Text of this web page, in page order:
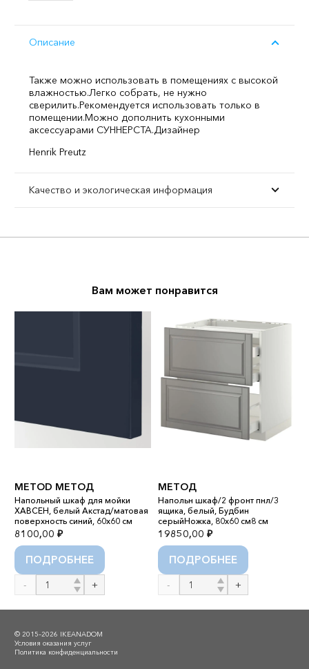
Описание
Также можно использовать в помещениях с высокой
влажностью.Легко собрать, не нужно
сверилить.Рекомендуется использовать только в
помещении.Можно дополнить кухонными
аксессуарами СУННЕРСТА.Дизайнер
Henrik Preutz
Качество и экологическая информация
Вам может понравится
METOD МЕТОД
Напольный шкаф для мойки
ХАВСЕН, белый Акстад/матовая
поверхность синий, 60x60 см
8100,00 ₽
ПОДРОБНЕЕ
Количество
товара
METOD
МЕТОД
Напольн шкаф/2 фронт пнл/3
ящика, белый, Будбин
серыйНожка, 80x60 см8 см
19850,00 ₽
ПОДРОБНЕЕ
Количество
товара
МЕТОД
© 2015–2026 IKEANADOM
Условия оказания услуг
Политика конфиденциальности